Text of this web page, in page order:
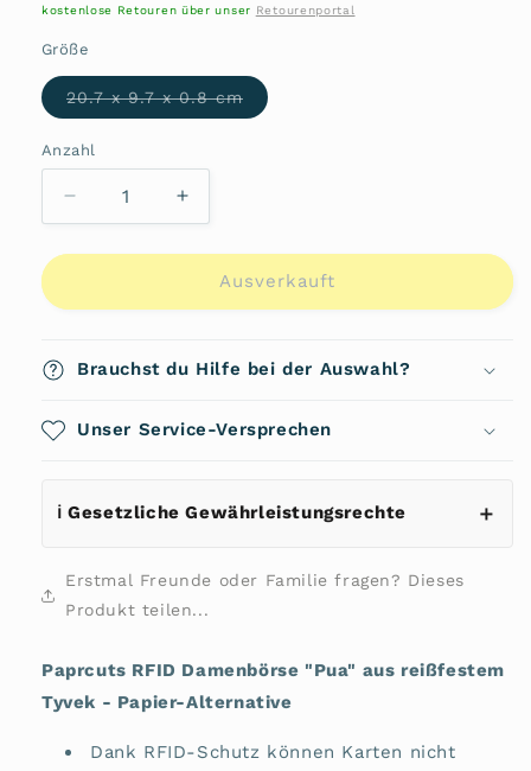
kostenlose Retouren über unser Retourenportal
Größe
20.7 x 9.7 x 0.8 cmVariante
ausverkauft
Anzahl
Anzahl
Verringere
die
Menge
Paprcuts
Damenbörse
aus
-
Erhöhe
die
Menge
Paprcuts
Damenbörse
aus
-
Ausverkauft
Brauchst du Hilfe bei der Auswahl?
Unser Service-Versprechen
ℹ️ Gesetzliche Gewährleistungsrechte
Erstmal Freunde oder Familie fragen? Dieses
Produkt teilen...
Paprcuts RFID Damenbörse "Pua" aus reißfestem
Tyvek - Papier-Alternative
Dank RFID-Schutz können Karten nicht